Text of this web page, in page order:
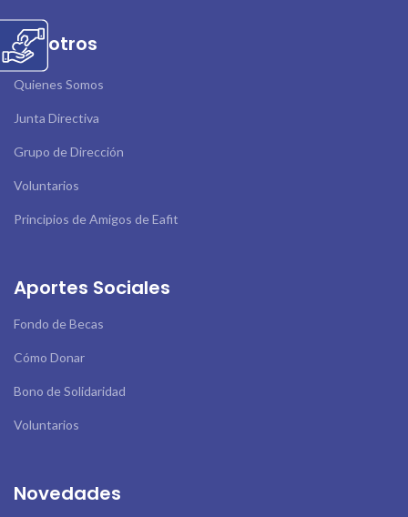
Nosotros
Quienes Somos
Junta Directiva
Grupo de Dirección
Voluntarios
Principios de Amigos de Eafit
Aportes Sociales
Fondo de Becas
Cómo Donar
Bono de Solidaridad
Voluntarios
Novedades